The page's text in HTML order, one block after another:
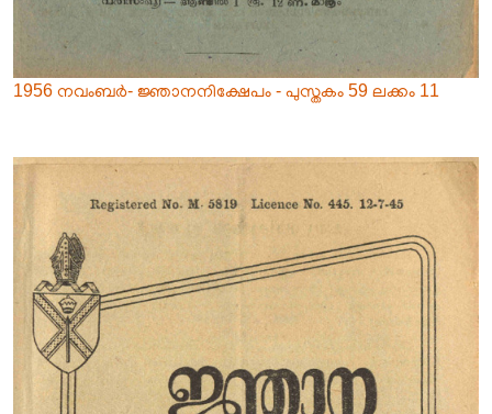
1956 നവംബർ- ജ്ഞാനനിക്ഷേപം - പുസ്തകം 59 ലക്കം 11